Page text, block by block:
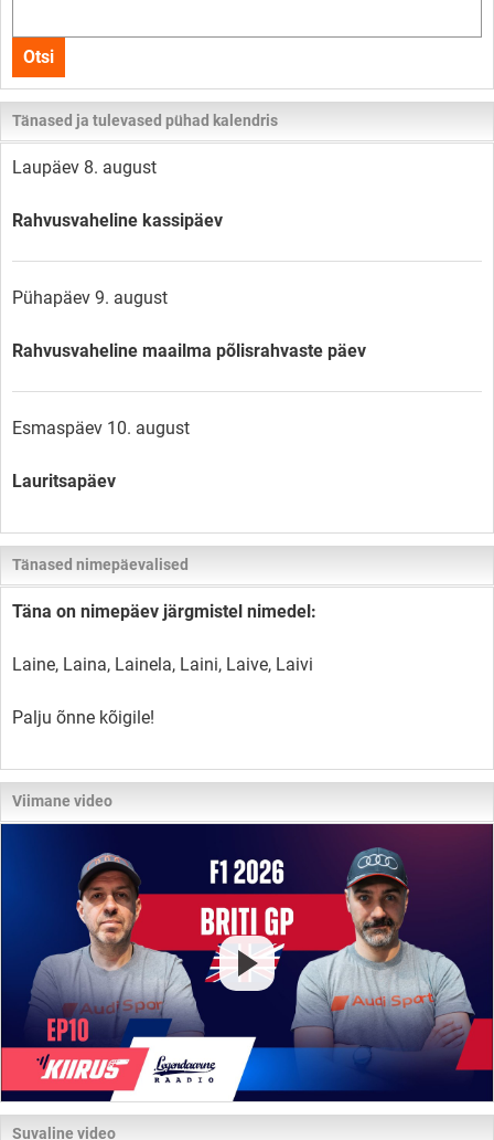
kogu
lehelt
Otsi
Tänased ja tulevased pühad kalendris
Laupäev 8. august
Rahvusvaheline kassipäev
Pühapäev 9. august
Rahvusvaheline maailma põlisrahvaste päev
Esmaspäev 10. august
Lauritsapäev
Tänased nimepäevalised
Täna on nimepäev järgmistel nimedel:
Laine, Laina, Lainela, Laini, Laive, Laivi
Palju õnne kõigile!
Viimane video
Suvaline video